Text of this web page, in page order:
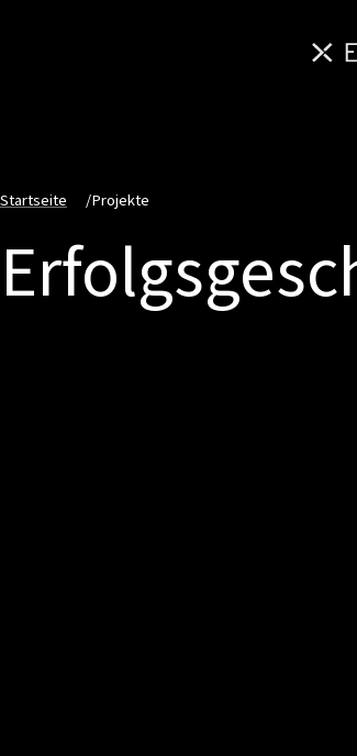
Startseite /Projekte